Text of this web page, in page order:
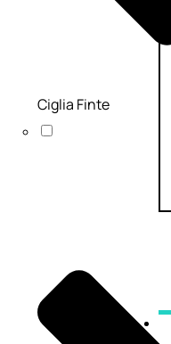
Ciglia Finte